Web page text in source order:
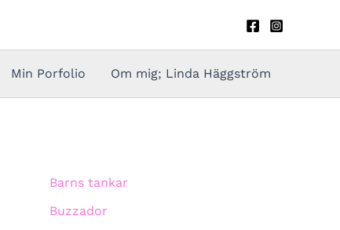
Min Porfolio Om mig; Linda Häggström
Barns tankar
Buzzador